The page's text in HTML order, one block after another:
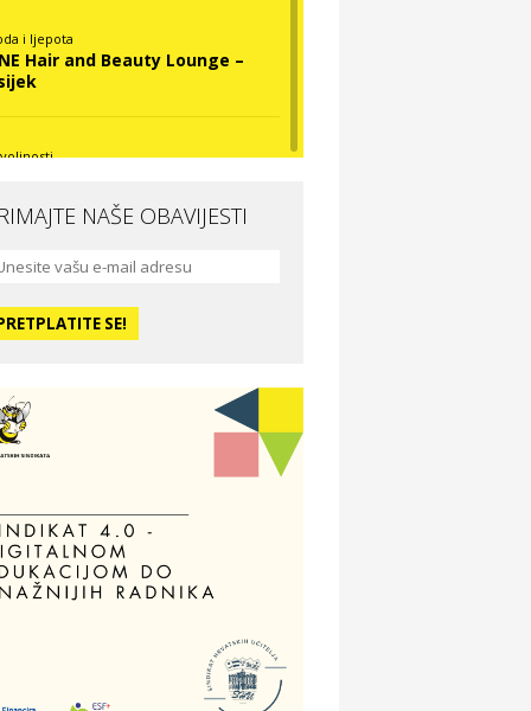
i ljepota
Hair and Beauty Lounge –
Medusa SPA & beauty studio –
Baranja – popust na smještaj
Adrialeće – online i fizičke
NAŠE OBAVIJESTI